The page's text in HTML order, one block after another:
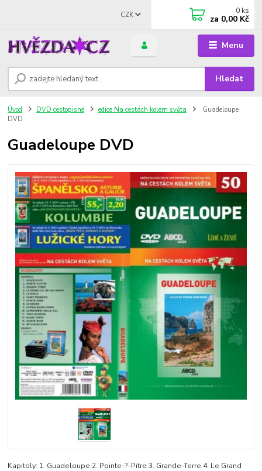
Menu
CZK
Hledat
0 ks
za 0,00 Kč
Úvod DVD cestopisné edice Na cestách kolem světa
Guadeloupe
DVD
Guadeloupe DVD
Kapitoly: 1. Guadeloupe 2. Pointe-?-Pitre 3. Grande-Terre 4. Le Grand